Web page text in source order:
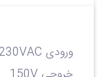
ورودی 230VAC